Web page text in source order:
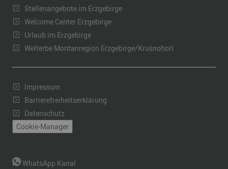
Stellenangebote im Erzgebirge
Welcome Center Erzgebirge
Urlaub im Erzgebirge
Welterbe Montanregion Erzgebirge/Krušnohoří
Impressum
Barrierefreiheitserklärung
Datenschutz
Cookie-Manager
WhatsApp Kanal